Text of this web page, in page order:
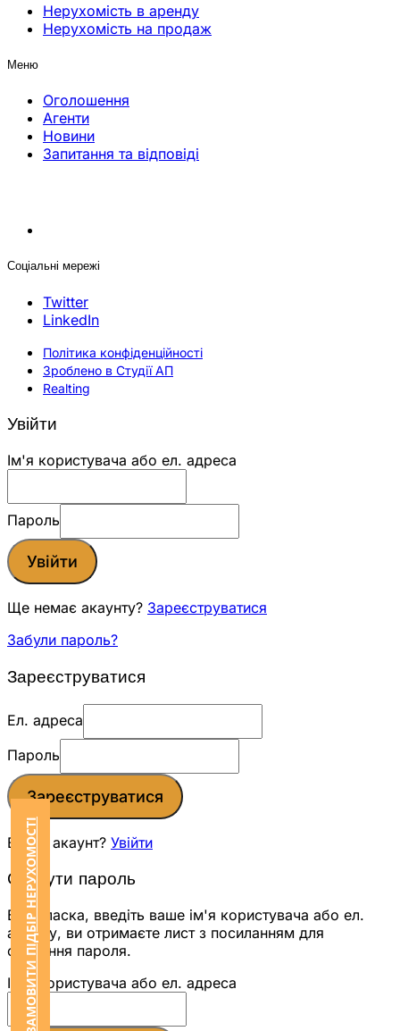
Нерухомість в аренду
Нерухомість на продаж
Меню
Оголошення
Агенти
Новини
Запитання та відповіді
Соціальні мережі
Twitter
LinkedIn
Політика конфіденційності
Зроблено в Студії АП
Realting
ЗАМОВИТИ ПІДБІР НЕРУХОМОСТІ
Увійти
Ім'я користувача або ел. адреса
Пароль
Увійти
Ще немає акаунту? Зареєструватися
Забули пароль?
Зареєструватися
Ел. адреса
Пароль
Зареєструватися
Вже є акаунт? Увійти
Скинути пароль
Будь ласка, введіть ваше ім'я користувача або ел.
адресу, ви отримаєте лист з посиланням для
скидання пароля.
Ім'я користувача або ел. адреса